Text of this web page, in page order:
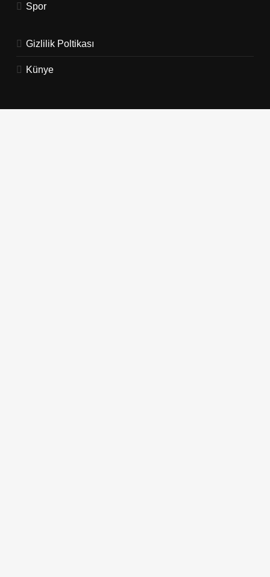
Spor
Gizlilik Poltikası
Künye